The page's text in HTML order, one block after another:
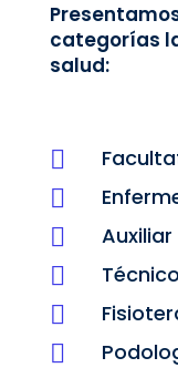
categorías
salud:





